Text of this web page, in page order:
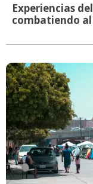
Experiencias
combatiendo